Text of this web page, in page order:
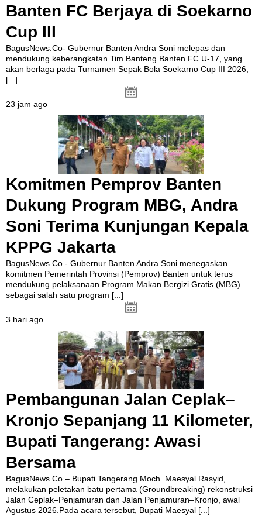
Banten FC Berjaya di Soekarno
Cup III
BagusNews.Co- Gubernur Banten Andra Soni melepas dan
mendukung keberangkatan Tim Banteng Banten FC U-17, yang
akan berlaga pada Turnamen Sepak Bola Soekarno Cup III 2026,
[...]
23 jam ago
Komitmen Pemprov Banten
Dukung Program MBG, Andra
Soni Terima Kunjungan Kepala
KPPG Jakarta
BagusNews.Co - Gubernur Banten Andra Soni menegaskan
komitmen Pemerintah Provinsi (Pemprov) Banten untuk terus
mendukung pelaksanaan Program Makan Bergizi Gratis (MBG)
sebagai salah satu program [...]
3 hari ago
Pembangunan Jalan Ceplak–
Kronjo Sepanjang 11 Kilometer,
Bupati Tangerang: Awasi
Bersama
BagusNews.Co – Bupati Tangerang Moch. Maesyal Rasyid,
melakukan peletakan batu pertama (Groundbreaking) rekonstruksi
Jalan Ceplak–Penjamuran dan Jalan Penjamuran–Kronjo, awal
Agustus 2026.Pada acara tersebut, Bupati Maesyal [...]